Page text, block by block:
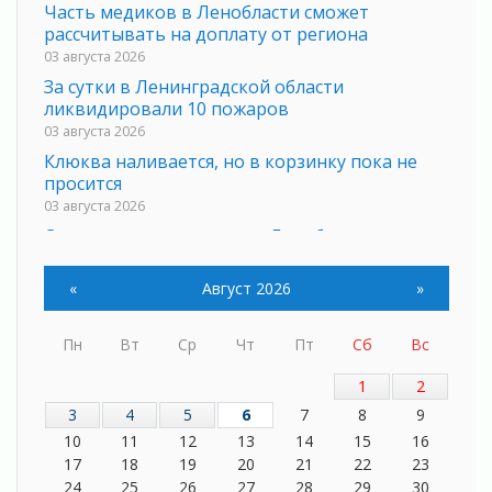
Часть медиков в Ленобласти сможет
рассчитывать на доплату от региона
03 августа 2026
За сутки в Ленинградской области
ликвидировали 10 пожаров
03 августа 2026
Клюква наливается, но в корзинку пока не
просится
03 августа 2026
Строительные компании Ленобласти
Шесть новых жизней в честь дня рождения
03 августа 2026
Уроки безопасности для детей и взрослых
03 августа 2026
Ленобласть отмечает День Воздушно-
десантных войск
02 августа 2026
« Август 2026 »
Пн Вт Ср Чт Пт Сб
Вс
1
2
3
4 5 6 7 8
9
10
11 12 13 14 15
16
17
18 19 20 21 22
23
24
25 26 27 28 29
30